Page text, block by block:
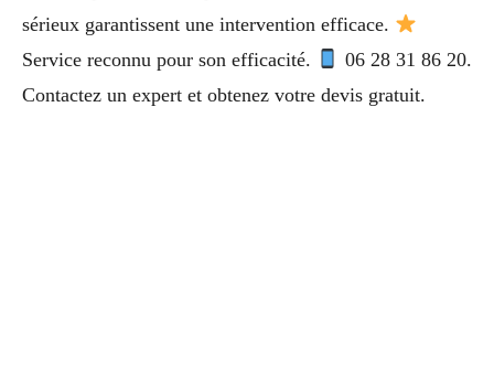
sérieux garantissent une intervention efficace.
Service reconnu pour son efficacité.
06 28 31 86 20.
Contactez un expert et obtenez votre devis gratuit.